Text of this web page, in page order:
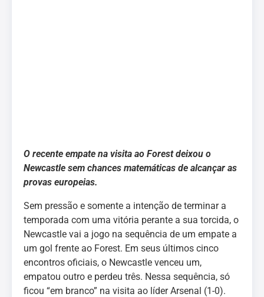
O recente empate na visita ao Forest deixou o
Newcastle sem chances matemáticas de alcançar as
provas europeias.
Sem pressão e somente a intenção de terminar a
temporada com uma vitória perante a sua torcida, o
Newcastle vai a jogo na sequência de um empate a
um gol frente ao Forest. Em seus últimos cinco
encontros oficiais, o Newcastle venceu um,
empatou outro e perdeu três. Nessa sequência, só
ficou “em branco” na visita ao líder Arsenal (1-0).